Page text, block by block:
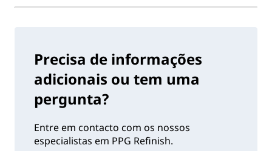
Precisa de informações
adicionais ou tem uma
pergunta?
Entre em contacto com os nossos
especialistas em PPG Refinish.